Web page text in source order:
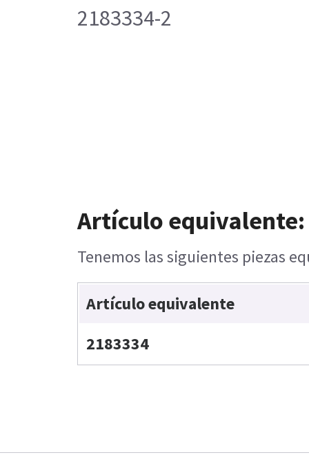
2183334-2
Artículo equivalente:
Tenemos las siguientes piezas
Artículo equivalente
2183334